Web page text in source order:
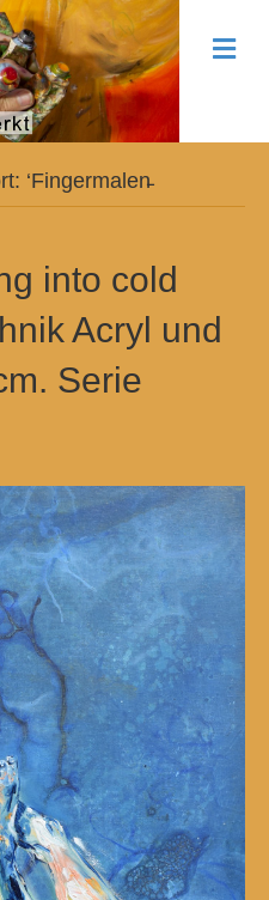
N
a
g
i
‘Fingermalen̵
into cold
Acryl und
Serie